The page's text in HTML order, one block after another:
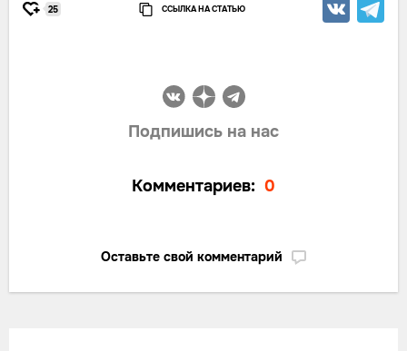
25 ССЫЛКА НА СТАТЬЮ
Подпишись на нас
Комментариев: 0
Оставьте свой комментарий